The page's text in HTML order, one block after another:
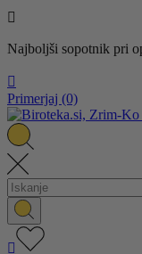

Najboljši sopotnik pri

Primerjaj (0)
